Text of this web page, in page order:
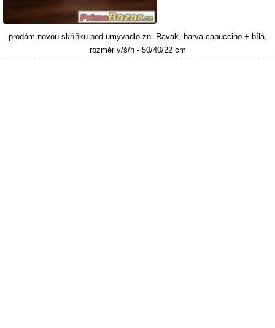
prodám novou skříňku pod umyvadlo zn. Ravak, barva capuccino + bílá,
rozměr v/š/h - 50/40/22 cm